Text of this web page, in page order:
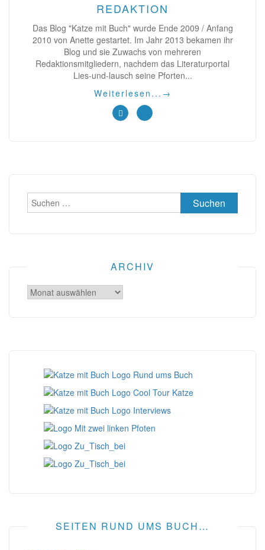
REDAKTION
Das Blog "Katze mit Buch" wurde Ende 2009 / Anfang
2010 von Anette gestartet. Im Jahr 2013 bekamen ihr
Blog und sie Zuwachs von mehreren
Redaktionsmitgliedern, nachdem das Literaturportal
Lies-und-lausch seine Pforten...
Weiterlesen... →
Suchen
nach:
ARCHIV
Archiv
SEITEN RUND UMS BUCH…